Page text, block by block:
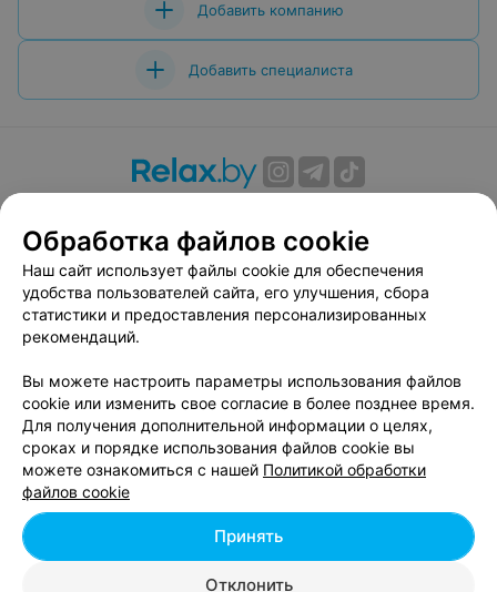
Добавить компанию
Добавить специалиста
Вакансии
Публичный договор
Способы оплаты
Публичный договор по использованию сервиса
«Афиша»
Пользовательское соглашение
Связаться по вопросам сотрудничества
Написать руководителю relax.by
Персональные настройки cookie
Обработка персональных данных
© 2026 ООО «Артокс Лаб», УНП 191700409, регистрирующий орган -
| 220012, Республика Беларусь, г. Минск,
Обработка файлов cookie
Наш сайт использует файлы cookie для обеспечения
удобства пользователей сайта, его улучшения, сбора
статистики и предоставления персонализированных
рекомендаций.
Вы можете настроить параметры использования файлов
cookie или изменить свое согласие в более позднее время.
Для получения дополнительной информации о целях,
сроках и порядке использования файлов cookie вы
можете ознакомиться с нашей Политикой обработки
файлов cookie
Отклонить
Принять